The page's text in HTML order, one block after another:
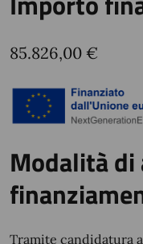
85.826,00 €
Modalità di
Tramite candidatura